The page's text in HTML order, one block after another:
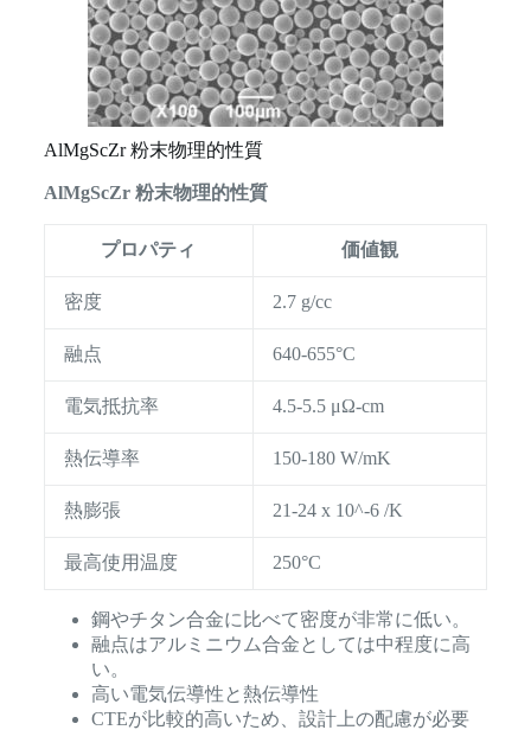
AlMgScZr 粉末物理的性質
AlMgScZr 粉末物理的性質
プロパティ 価値観
密度 2.7 g/cc
融点 640-655°C
電気抵抗率 4.5-5.5 μΩ-cm
熱伝導率 150-180 W/mK
熱膨張 21-24 x 10^-6 /K
最高使用温度 250°C
鋼やチタン合金に比べて密度が非常に低い。
融点はアルミニウム合金としては中程度に高
い。
高い電気伝導性と熱伝導性
CTEが比較的高いため、設計上の配慮が必要